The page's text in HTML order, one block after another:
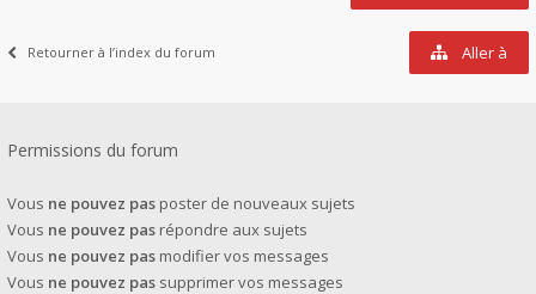
Retourner à l’index du forum Aller à
Permissions du forum
Vous ne pouvez pas poster de nouveaux sujets
Vous ne pouvez pas répondre aux sujets
Vous ne pouvez pas modifier vos messages
Vous ne pouvez pas supprimer vos messages